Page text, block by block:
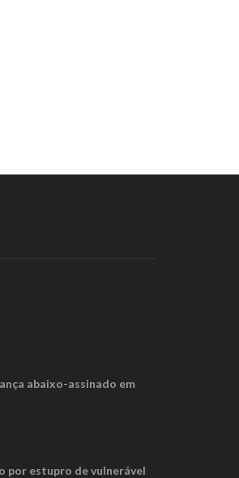
abaixo-assinado em
por estupro de vulnerável